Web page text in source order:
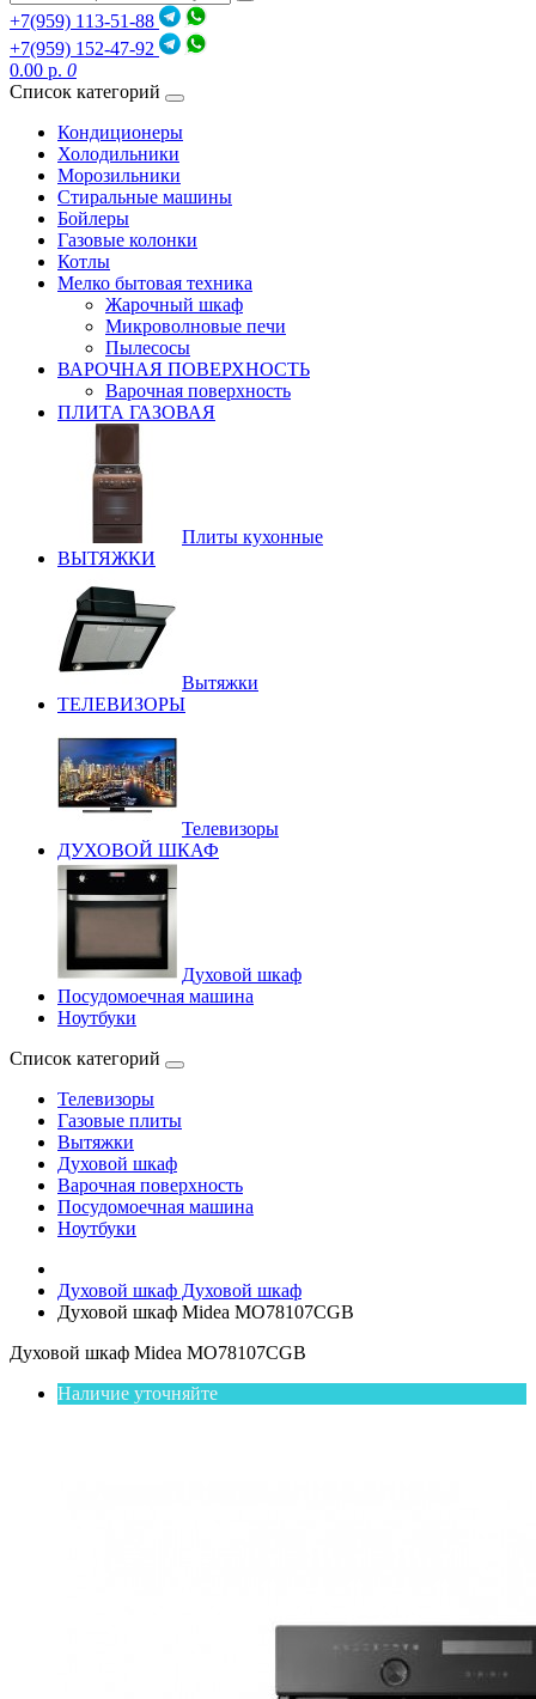
+7(959) 113-51-88
+7(959) 152-47-92
0.00 р. 0
Список категорий
Кондиционеры
Холодильники
Морозильники
Стиральные машины
Бойлеры
Газовые колонки
Котлы
Мелко бытовая техника
Жарочный шкаф
Микроволновые печи
Пылесосы
ВАРОЧНАЯ ПОВЕРХНОСТЬ
Варочная поверхность
ПЛИТА ГАЗОВАЯ
Плиты кухонные
ВЫТЯЖКИ
Вытяжки
ТЕЛЕВИЗОРЫ
Телевизоры
ДУХОВОЙ ШКАФ
Духовой шкаф
Посудомоечная машина
Ноутбуки
Список категорий
Телевизоры
Газовые плиты
Вытяжки
Духовой шкаф
Варочная поверхность
Посудомоечная машина
Ноутбуки
Духовой шкаф Духовой шкаф
Духовой шкаф Midea MO78107CGB
Духовой шкаф Midea MO78107CGB
Наличие уточняйте